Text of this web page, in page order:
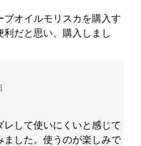
オイルモリスカを購入す
利だと思い、購入しまし
して使いにくいと感じて
ました。使うのが楽しみで